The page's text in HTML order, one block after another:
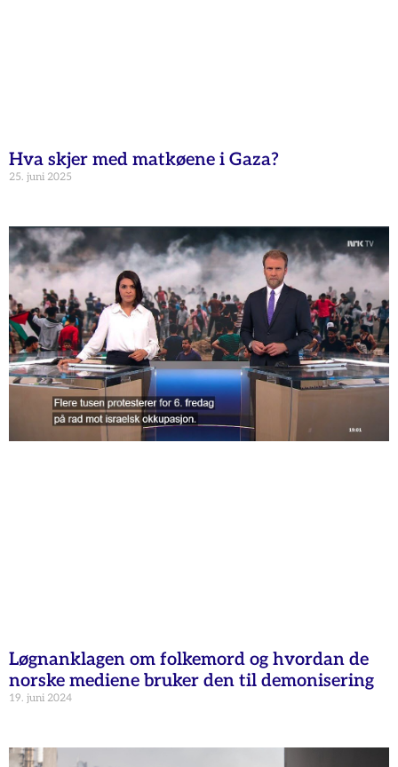
Hva skjer med matkøene i Gaza?
25. juni 2025
Løgnanklagen om folkemord og hvordan de
norske mediene bruker den til demonisering
19. juni 2024